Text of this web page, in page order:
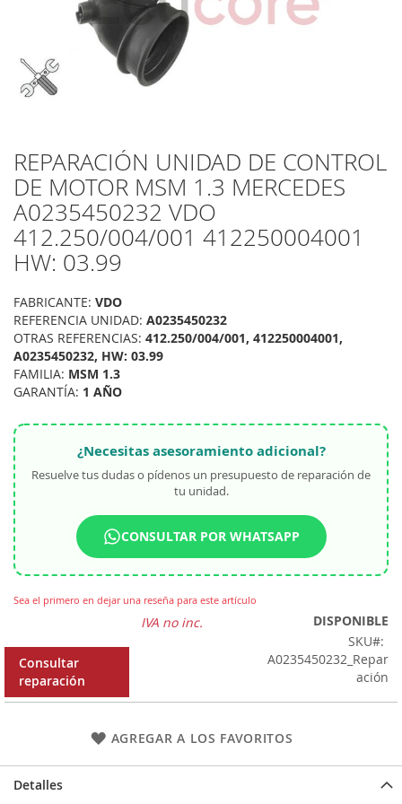
REPARACIÓN UNIDAD DE CONTROL
DE MOTOR MSM 1.3 MERCEDES
A0235450232 VDO
412.250/004/001 412250004001
HW: 03.99
FABRICANTE: VDO
REFERENCIA UNIDAD: A0235450232
OTRAS REFERENCIAS: 412.250/004/001, 412250004001,
A0235450232, HW: 03.99
FAMILIA: MSM 1.3
GARANTÍA: 1 AÑO
¿Necesitas asesoramiento adicional?
Resuelve tus dudas o pídenos un presupuesto de reparación de
tu unidad.
CONSULTAR POR WHATSAPP
Sea el primero en dejar una reseña para este artículo
Consultar
reparación
IVA no inc.
DISPONIBLE
SKU
A0235450232_Repar
ación
AGREGAR A LOS FAVORITOS
Saltar
al
comienzo
de
la
galería
de
Detalles